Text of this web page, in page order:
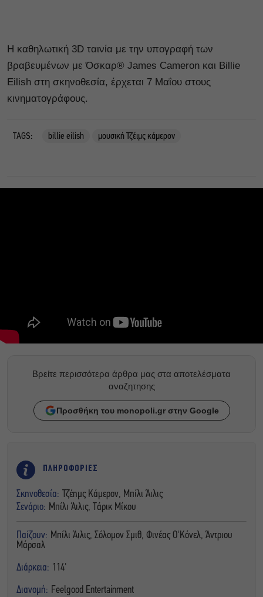
H καθηλωτική 3D ταινία με την υπογραφή των
βραβευμένων με Όσκαρ® James Cameron και Billie
Eilish στη σκηνοθεσία, έρχεται 7 Μαΐου στους
κινηματογράφους.
TAGS: billie eilish μουσική Τζέιμς κάμερον
Βρείτε περισσότερα άρθρα μας στα αποτελέσματα
αναζητησης
Προσθήκη του monopoli.gr στην Google
ΠΛΗΡΟΦΟΡΙΕΣ
Σκηνοθεσία:
Τζέημς Κάμερον, Μπίλι Άιλις
Σενάριο: Μπίλι Άιλις, Τάρικ Μίκου
Παίζουν: Μπίλι Άιλις, Σόλομον Σμιθ, Φινέας Ο'Κόνελ, Άντριου
Μάρσαλ
Διάρκεια: 114'
Διανομή: Feelgood Entertainment